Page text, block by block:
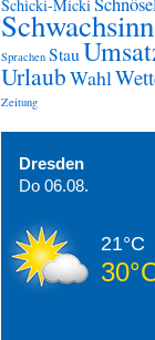
Schicki-Micki
Schwachsinn
Sprachen Stau
UrlaubWahl
Zeitung
Dresden
Do 06.08.
21°C